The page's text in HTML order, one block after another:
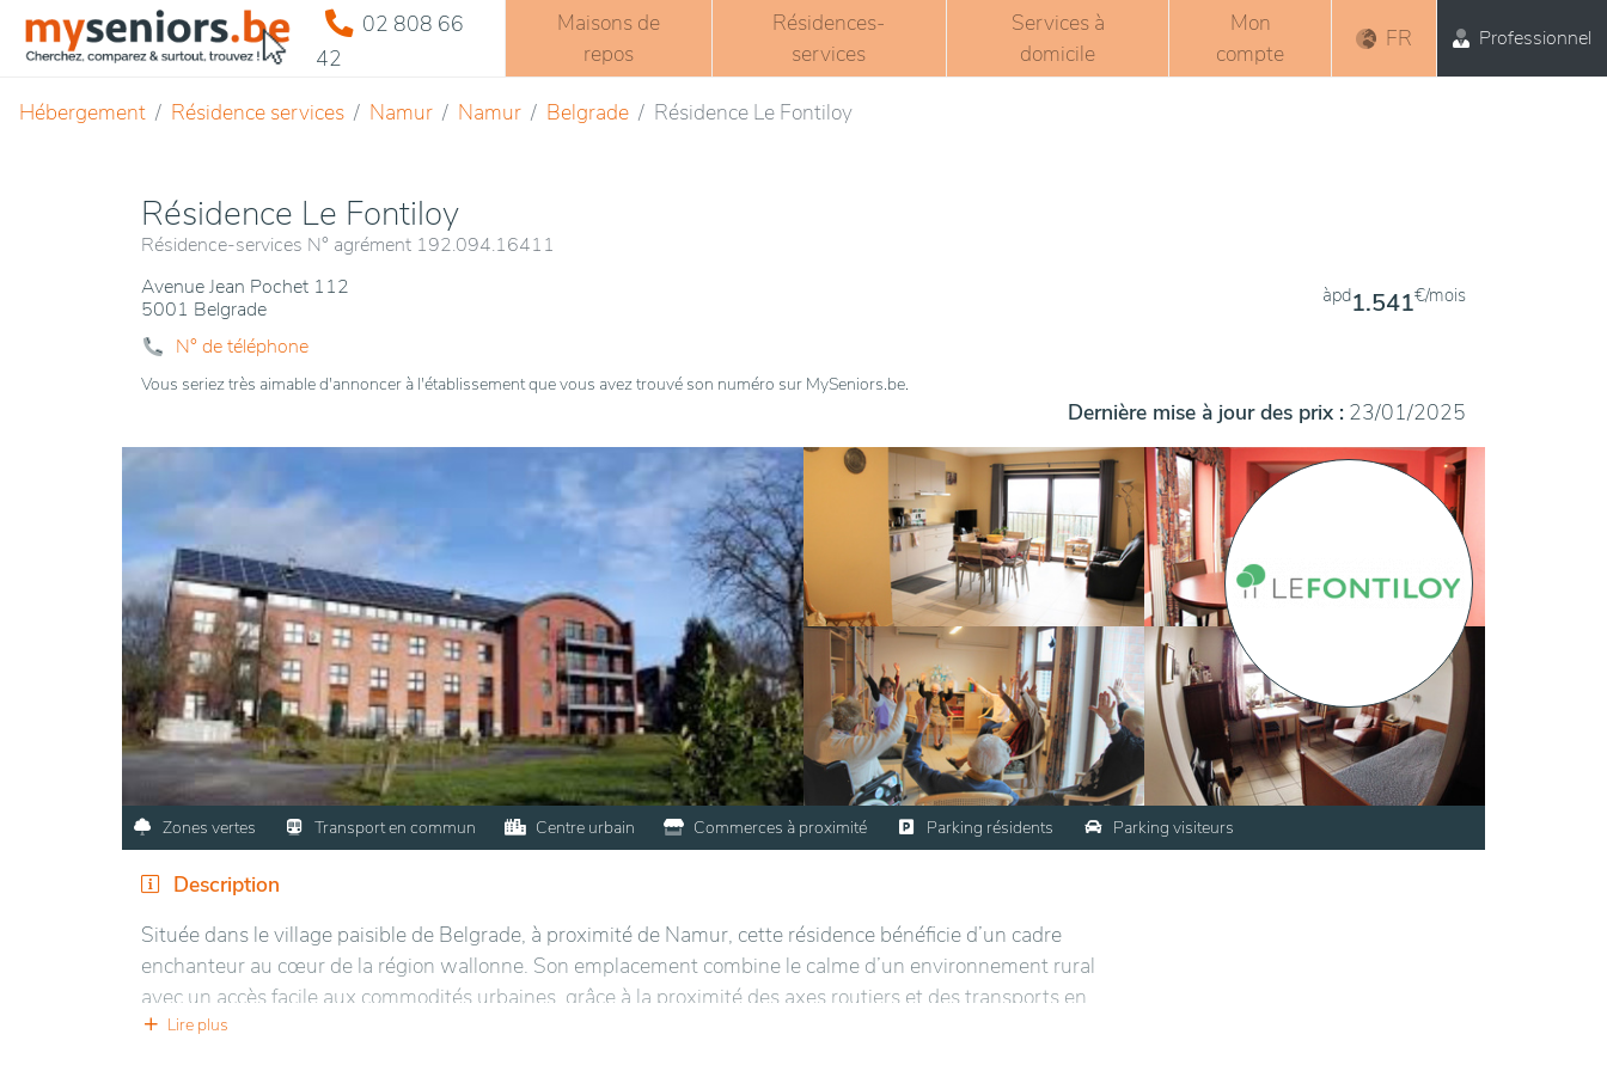
02 808 66
42
Maisons de
repos
Résidences-
services
Services à
domicile
Mon
compte
FR Professionnel
Hébergement Résidence services Namur Namur Belgrade Résidence Le Fontiloy
Résidence Le Fontiloy
Résidence-services N° agrément 192.094.16411
Avenue Jean Pochet 112
5001 Belgrade
àpd1.541€/mois
N° de téléphone
Vous seriez très aimable d'annoncer à l'établissement que vous avez trouvé son numéro sur MySeniors.be.
Dernière mise à jour des prix : 23/01/2025
Zones vertes Transport en commun Centre urbain Commerces à proximité Parking résidents Parking visiteurs
Description
Située dans le village paisible de Belgrade, à proximité de Namur, cette résidence bénéficie d’un cadre
enchanteur au cœur de la région wallonne. Son emplacement combine le calme d’un environnement rural
avec un accès facile aux commodités urbaines, grâce à la proximité des axes routiers et des transports en
commun.
Lire plus